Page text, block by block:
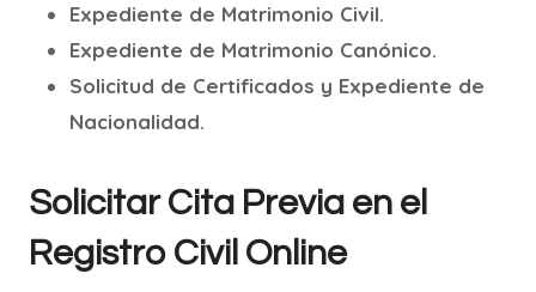
Expediente de Matrimonio Civil.
Expediente de Matrimonio Canónico.
Solicitud de Certificados y Expediente de
Nacionalidad.
Solicitar Cita Previa en el
Registro Civil Online